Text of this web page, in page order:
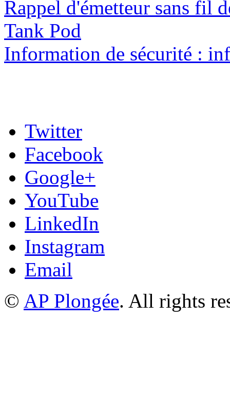
Rappel d'émetteur sans fil
Tank Pod
Information de sécurité :
Twitter
Facebook
Google+
YouTube
LinkedIn
Instagram
Email
© AP Plongée. All rights